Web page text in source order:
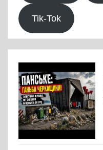
Tik-Tok